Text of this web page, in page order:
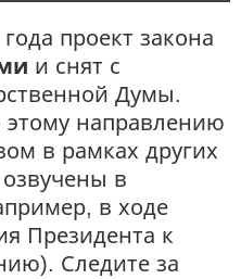
проект закона
и снят с
Думы.
направлению
в рамках других
в
в ходе
Президента к
Следите за